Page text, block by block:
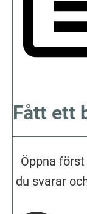
Fått ett
Öppna
du svarar